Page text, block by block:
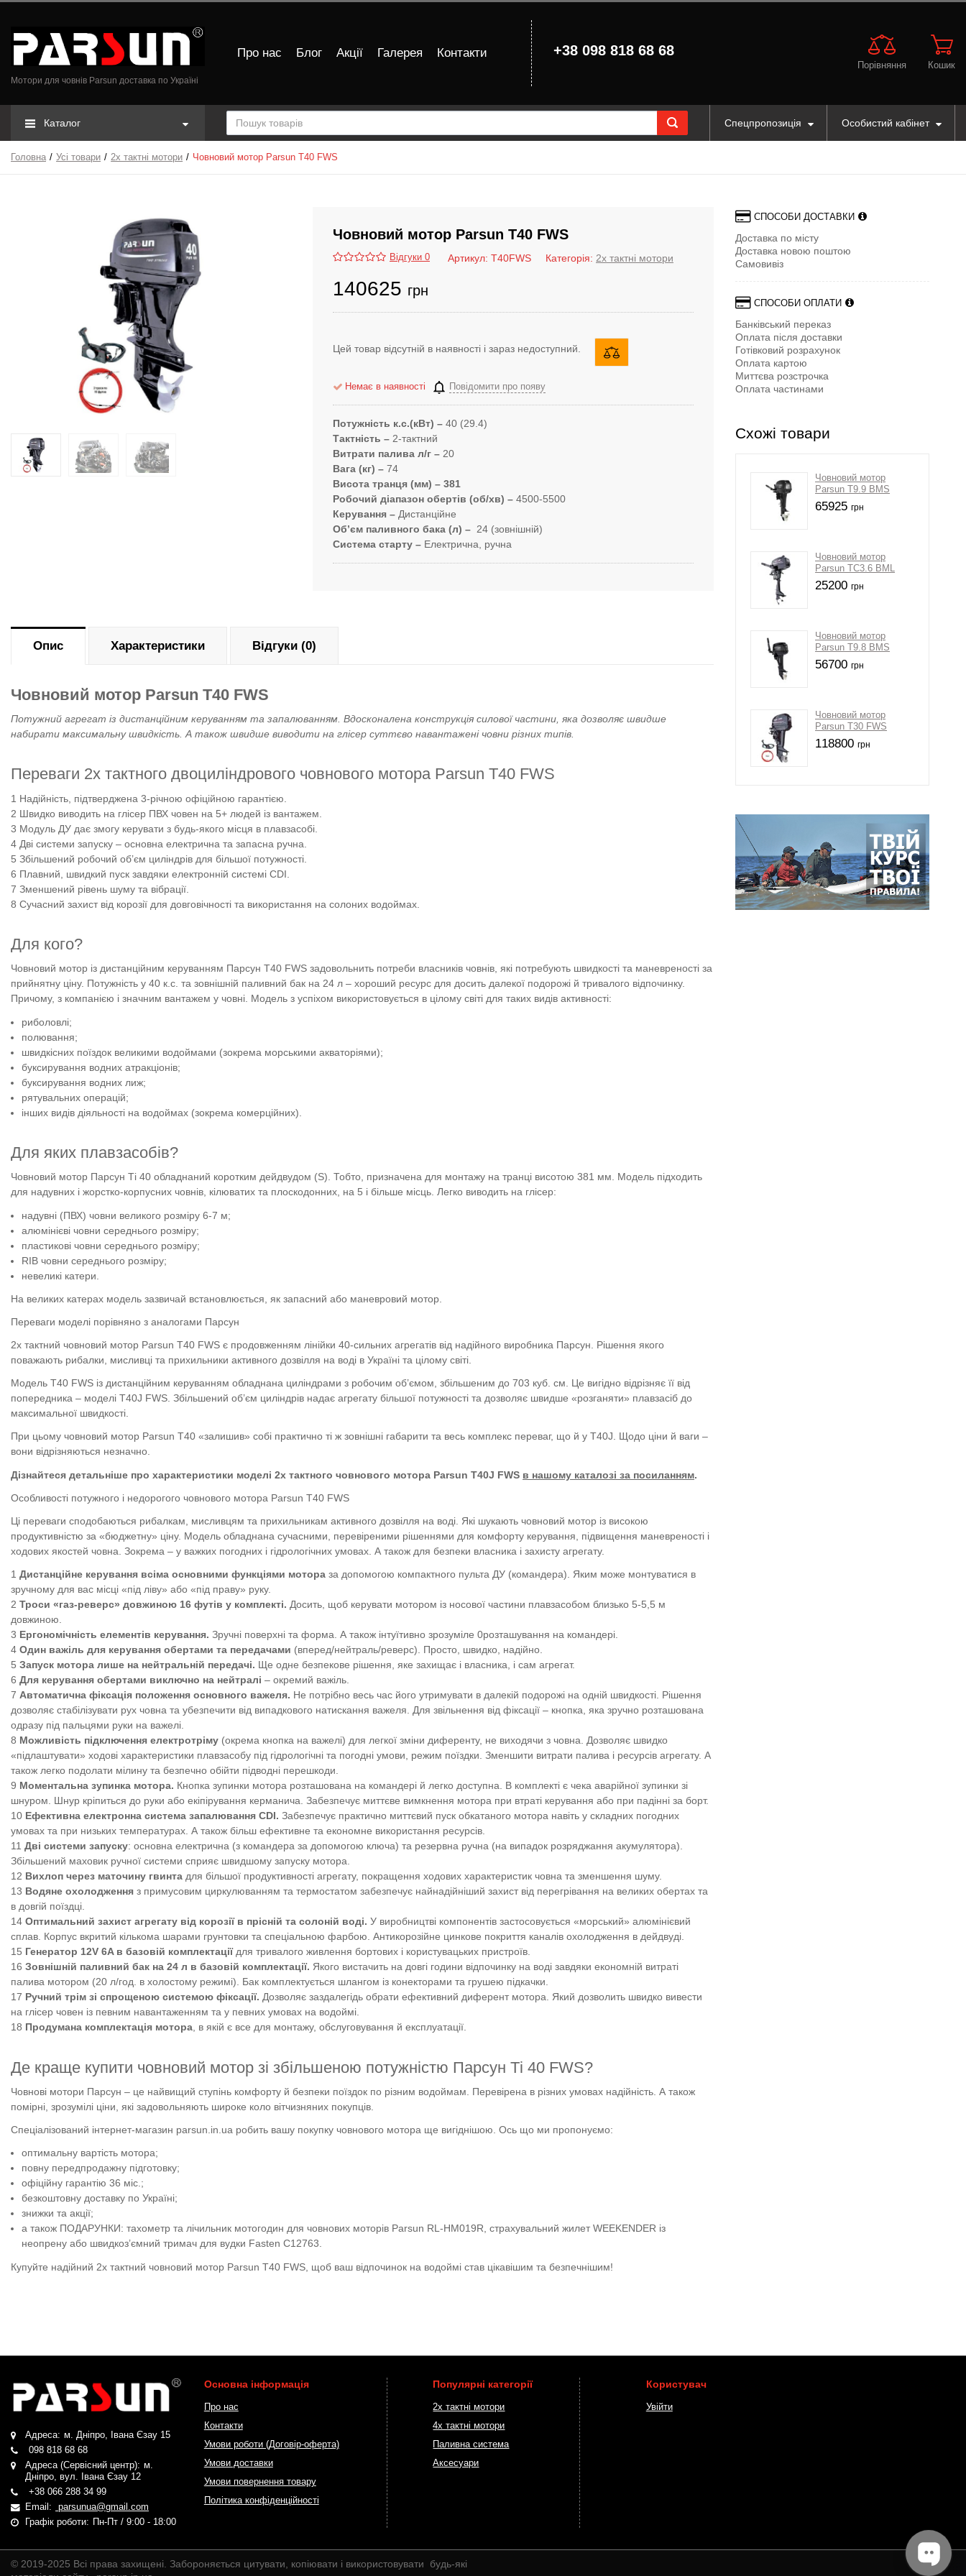
Мотори для човнів Parsun доставка по Україні
Про нас Блог Акції Галерея Контакти +38 098 818 68 68
Порівняння Кошик
Каталог Спецпропозиція Особистий кабінет
Головна Усі товари 2х тактні мотори Човновий мотор Parsun T40 FWS
Човновий мотор Parsun T40 FWS
Відгуки 0 Артикул: T40FWS Категорія: 2х тактні мотори
140625 грн
Цей товар відсутній в наявності і зараз недоступний.
Немає в наявності Повідомити про появу
Потужність к.с.(кВт) – 40 (29.4)
Тактність – 2-тактний
Витрати палива л/г – 20
Вага (кг) – 74
Висота транця (мм) – 381
Робочий діапазон обертів (об/хв) – 4500-5500
Керування – Дистанційне
Об’єм паливного бака (л) – 24 (зовнішній)
Система старту – Електрична, ручна
Опис
Човновий мотор Parsun T40 FWS
Потужний агрегат із дистанційним керуванням та запалюванням. Вдосконалена конструкція силової частини, яка дозволяє швидше
набирати максимальну швидкість. А також швидше виводити на глісер суттєво навантажені човни різних типів.
Переваги 2х тактного двоциліндрового човнового мотора Parsun T40 FWS
Надійність, підтверджена 3-річною офіційною гарантією.
Швидко виводить на глісер ПВХ човен на 5+ людей із вантажем.
Модуль ДУ дає змогу керувати з будь-якого місця в плавзасобі.
Дві системи запуску – основна електрична та запасна ручна.
Збільшений робочий об’єм циліндрів для більшої потужності.
Плавний, швидкий пуск завдяки електронній системі CDI.
Зменшений рівень шуму та вібрації.
Сучасний захист від корозії для довговічності та використання на солоних водоймах.
Для кого?
Човновий мотор із дистанційним керуванням Парсун T40 FWS задовольнить потреби власників човнів, які потребують швидкості та маневреності за
прийнятну ціну. Потужність у 40 к.с. та зовнішній паливний бак на 24 л – хороший ресурс для досить далекої подорожі й тривалого відпочинку.
Причому, з компанією і значним вантажем у човні. Модель з успіхом використовується в цілому світі для таких видів активності:
риболовлі;
полювання;
швидкісних поїздок великими водоймами (зокрема морськими акваторіями);
буксирування водних атракціонів;
буксирування водних лиж;
рятувальних операцій;
інших видів діяльності на водоймах (зокрема комерційних).
Для яких плавзасобів?
Човновий мотор Парсун Ті 40 обладнаний коротким дейдвудом (S). Тобто, призначена для монтажу на транці висотою 381 мм. Модель підходить
для надувних і жорстко-корпусних човнів, кілюватих та плоскодонних, на 5 і більше місць. Легко виводить на глісер:
надувні (ПВХ) човни великого розміру 6-7 м;
алюмінієві човни середнього розміру;
пластикові човни середнього розміру;
RIB човни середнього розміру;
невеликі катери.
На великих катерах модель зазвичай встановлюється, як запасний або маневровий мотор.
Переваги моделі порівняно з аналогами Парсун
2х тактний човновий мотор Parsun T40 FWS є продовженням лінійки 40-сильних агрегатів від надійного виробника Парсун. Рішення якого
поважають рибалки, мисливці та прихильники активного дозвілля на воді в Україні та цілому світі.
Модель T40 FWS із дистанційним керуванням обладнана циліндрами з робочим об’ємом, збільшеним до 703 куб. см. Це вигідно відрізняє її від
попередника – моделі T40J FWS. Збільшений об’єм циліндрів надає агрегату більшої потужності та дозволяє швидше «розганяти» плавзасіб до
максимальної швидкості.
При цьому човновий мотор Parsun T40 «залишив» собі практично ті ж зовнішні габарити та весь комплекс переваг, що й у T40J. Щодо ціни й ваги –
вони відрізняються незначно.
Дізнайтеся детальніше про характеристики моделі 2х тактного човнового мотора Parsun T40J FWS в нашому каталозі за посиланням.
Особливості потужного і недорогого човнового мотора Parsun T40 FWS
Ці переваги сподобаються рибалкам, мисливцям та прихильникам активного дозвілля на воді. Які шукають човновий мотор із високою
продуктивністю за «бюджетну» ціну. Модель обладнана сучасними, перевіреними рішеннями для комфорту керування, підвищення маневреності і
ходових якостей човна. Зокрема – у важких погодних і гідрологічних умовах. А також для безпеки власника і захисту агрегату.
Дистанційне керування всіма основними функціями мотора за допомогою компактного пульта ДУ (командера). Яким може монтуватися в
зручному для вас місці «під ліву» або «під праву» руку.
Троси «газ-реверс» довжиною 16 футів у комплекті. Досить, щоб керувати мотором із носової частини плавзасобом близько 5-5,5 м
довжиною.
Ергономічність елементів керування. Зручні поверхні та форма. А також інтуїтивно зрозуміле 0розташування на командері.
Один важіль для керування обертами та передачами (вперед/нейтраль/реверс). Просто, швидко, надійно.
Запуск мотора лише на нейтральній передачі. Ще одне безпекове рішення, яке захищає і власника, і сам агрегат.
Для керування обертами виключно на нейтралі – окремий важіль.
Автоматична фіксація положення основного важеля. Не потрібно весь час його утримувати в далекій подорожі на одній швидкості. Рішення
дозволяє стабілізувати рух човна та убезпечити від випадкового натискання важеля. Для звільнення від фіксації – кнопка, яка зручно розташована
одразу під пальцями руки на важелі.
Можливість підключення електротріму (окрема кнопка на важелі) для легкої зміни диференту, не виходячи з човна. Дозволяє швидко
«підлаштувати» ходові характеристики плавзасобу під гідрологічні та погодні умови, режим поїздки. Зменшити витрати палива і ресурсів агрегату. А
також легко подолати мілину та безпечно обійти підводні перешкоди.
Моментальна зупинка мотора. Кнопка зупинки мотора розташована на командері й легко доступна. В комплекті є чека аварійної зупинки зі
шнуром. Шнур кріпиться до руки або екіпірування керманича. Забезпечує миттєве вимкнення мотора при втраті керування або при падінні за борт.
Ефективна електронна система запалювання CDI. Забезпечує практично миттєвий пуск обкатаного мотора навіть у складних погодних
умовах та при низьких температурах. А також більш ефективне та економне використання ресурсів.
Дві системи запуску: основна електрична (з командера за допомогою ключа) та резервна ручна (на випадок розряджання акумулятора).
Збільшений маховик ручної системи сприяє швидшому запуску мотора.
Вихлоп через маточину гвинта для більшої продуктивності агрегату, покращення ходових характеристик човна та зменшення шуму.
Водяне охолодження з примусовим циркулюванням та термостатом забезпечує найнадійніший захист від перегрівання на великих обертах та
в довгій поїздці.
Оптимальний захист агрегату від корозії в прісній та солоній воді. У виробництві компонентів застосовується «морський» алюмінієвий
сплав. Корпус вкритий кількома шарами грунтовки та спеціальною фарбою. Антикорозійне цинкове покриття каналів охолодження в дейдвуді.
Генератор 12V 6A в базовій комплектаціїдля тривалого живлення бортових і користувацьких пристроїв.
Зовнішній паливний бак на 24 л в базовій комплектації. Якого вистачить на довгі години відпочинку на воді завдяки економній витраті
палива мотором (20 л/год. в холостому режимі). Бак комплектується шлангом із конекторами та грушею підкачки.
Ручний трім зі спрощеною системою фіксації. Дозволяє заздалегідь обрати ефективний диферент мотора. Який дозволить швидко вивести
на глісер човен із певним навантаженням та у певних умовах на водоймі.
Продумана комплектація мотора, в якій є все для монтажу, обслуговування й експлуатації.
Де краще купити човновий мотор зі збільшеною потужністю Парсун Ті 40 FWS?
Човнові мотори Парсун – це найвищий ступінь комфорту й безпеки поїздок по різним водоймам. Перевірена в різних умовах надійність. А також
помірні, зрозумілі ціни, які задовольняють широке коло вітчизняних покупців.
Спеціалізований інтернет-магазин parsun.in.ua робить вашу покупку човнового мотора ще вигіднішою. Ось що ми пропонуємо:
оптимальну вартість мотора;
повну передпродажну підготовку;
офіційну гарантію 36 міс.;
безкоштовну доставку по Україні;
знижки та акції;
а також ПОДАРУНКИ: тахометр та лічильник мотогодин для човнових моторів Parsun RL-HM019R, страхувальний жилет WEEKENDER із
неопрену або швидкоз’ємний тримач для вудки Fasten C12763.
Купуйте надійний 2х тактний човновий мотор Parsun T40 FWS, щоб ваш відпочинок на водоймі став цікавішим та безпечнішим!
Характеристики Відгуки (0)
СПОСОБИ ДОСТАВКИ
Доставка по місту
Доставка новою поштою
Самовивіз
СПОСОБИ ОПЛАТИ
Банківський переказ
Оплата після доставки
Готівковий розрахунок
Оплата картою
Миттєва розстрочка
Оплата частинами
Схожі товари
Човновий мотор
Parsun T9.9 BMS
65925 грн
Човновий мотор
Parsun TС3.6 BML
25200 грн
Човновий мотор
Parsun T9.8 BMS
56700 грн
Човновий мотор
Parsun Т30 FWS
118800 грн
Адреса: м. Дніпро, Івана Єзау 15
098 818 68 68
Адреса (Сервісний центр): м.
Дніпро, вул. Івана Єзау 12
+38 066 288 34 99
Email:
parsunua@gmail.com
Графік роботи:
Пн-Пт / 9:00 - 18:00
Основна інформація
Про нас
Контакти
Умови роботи (Договір-оферта)
Умови доставки
Умови повернення товару
Політика конфіденційності
Популярні категорії
2х тактні мотори
4х тактні мотори
Паливна система
Аксесуари
Користувач
Увійти
© 2019-2025 Всі права захищені. Забороняється цитувати, копіювати і використовувати будь-які